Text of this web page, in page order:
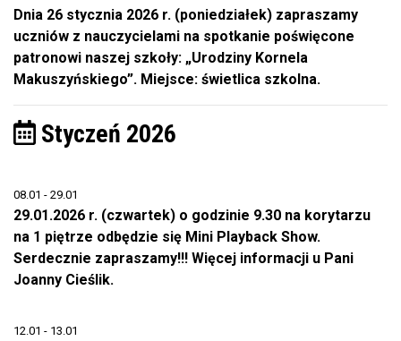
Dnia 26 stycznia 2026 r. (poniedziałek) zapraszamy
uczniów z nauczycielami na spotkanie poświęcone
patronowi naszej szkoły: „Urodziny Kornela
Makuszyńskiego”. Miejsce: świetlica szkolna.
Styczeń 2026
08.01 - 29.01
29.01.2026 r. (czwartek) o godzinie 9.30 na korytarzu
na 1 piętrze odbędzie się Mini Playback Show.
Serdecznie zapraszamy!!! Więcej informacji u Pani
Joanny Cieślik.
12.01 - 13.01